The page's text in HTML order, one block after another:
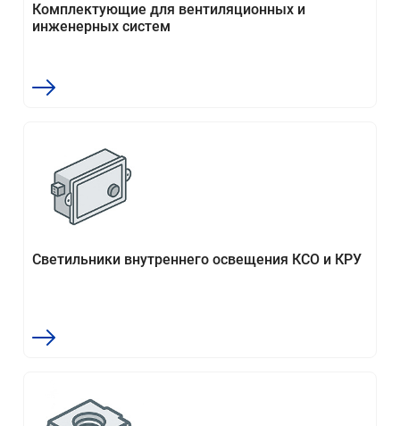
Комплектующие для вентиляционных и
инженерных систем
Светильники внутреннего освещения КСО и КРУ